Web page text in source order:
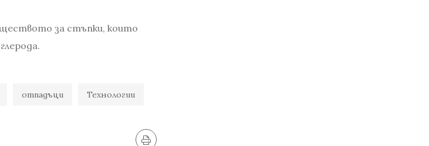
за стъпки, които
отпадъци Технологии